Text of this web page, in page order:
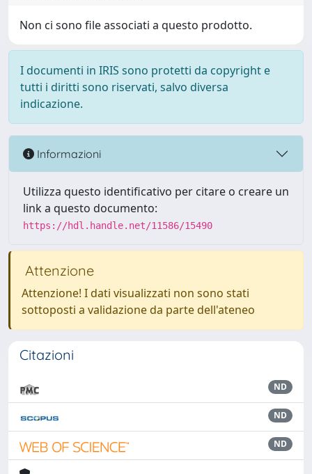
Non ci sono file associati a questo prodotto.
I documenti in IRIS sono protetti da copyright e
tutti i diritti sono riservati, salvo diversa
indicazione.
Informazioni
Utilizza questo identificativo per citare o creare un
link a questo documento:
https://hdl.handle.net/11586/15490
Attenzione
Attenzione! I dati visualizzati non sono stati
sottoposti a validazione da parte dell'ateneo
Citazioni
ND
ND
ND